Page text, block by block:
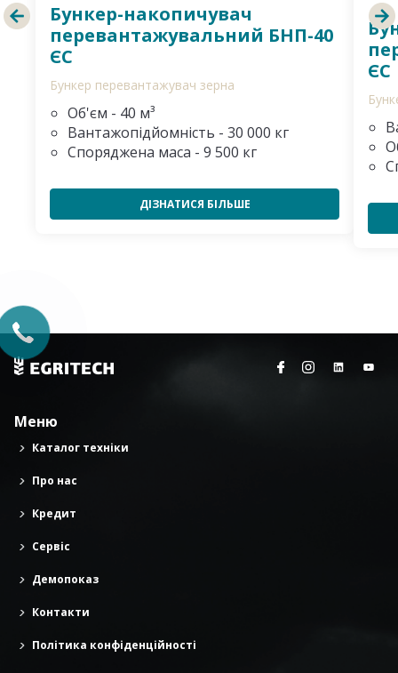
Бункер-накопичувач
перевантажувальний БНП-40
ЄС
Бункер перевантажувач зерна
Об'єм - 40 м³
Вантажопідйомність - 30 000 кг
Споряджена маса - 9 500 кг
ДІЗНАТИСЯ БІЛЬШЕ
ЄС
Меню
Каталог техніки
Про нас
Кредит
Сервіс
Демопоказ
Контакти
Політика конфіденційності